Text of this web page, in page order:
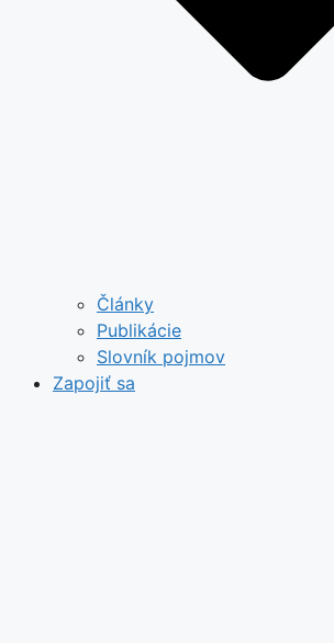
Články
Publikácie
Slovník pojmov
Zapojiť sa